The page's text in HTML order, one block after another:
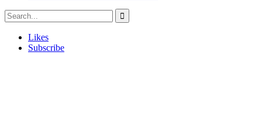
Likes
Subscribe